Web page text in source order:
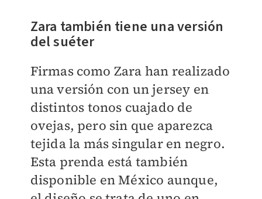
Zara también tiene una versión
del suéter
Firmas como Zara han realizado
una versión con un jersey en
distintos tonos cuajado de
ovejas, pero sin que aparezca
tejida la más singular en negro.
Esta prenda está también
disponible en México aunque,